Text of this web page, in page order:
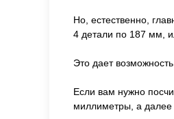
Но, естественно,
4 детали по 187 мм,
Это дает
Если вам нужно
миллиметры, а далее